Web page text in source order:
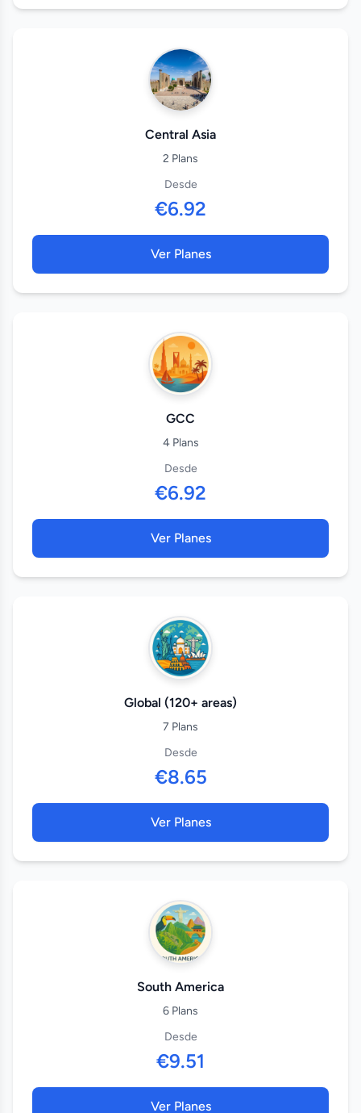
Central Asia
2 Plans
Desde
€6.92
Ver Planes
GCC
4 Plans
Desde
€6.92
Ver Planes
Global (120+ areas)
7 Plans
Desde
€8.65
Ver Planes
South America
6 Plans
Desde
€9.51
Ver Planes